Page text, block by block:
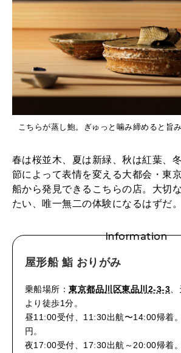
こちらが蒸し鮑。ぎゅっと噛み締めると旨み
春は桜並木、夏は新緑、秋は紅葉
節によって表情を変える大都会・東
船から発見できるこちらの店。大切
たい、唯一無二の体験になるはずだ。
Information
屋形船 鮨 おりがみ
乗船場所：東京都品川区東品川2-3-3
より徒歩1分。
昼11:00受付、11:30出航〜14:00帰着
円。
夜17:00受付、17:30出航～20:00帰着